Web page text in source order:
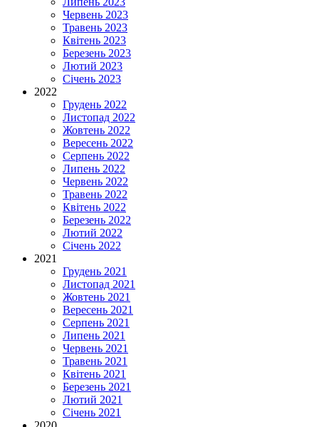
Червень 2023
Травень 2023
Квітень 2023
Березень 2023
Лютий 2023
Січень 2023
2022
Грудень 2022
Листопад 2022
Жовтень 2022
Вересень 2022
Серпень 2022
Липень 2022
Червень 2022
Травень 2022
Квітень 2022
Березень 2022
Лютий 2022
Січень 2022
2021
Грудень 2021
Листопад 2021
Жовтень 2021
Вересень 2021
Серпень 2021
Липень 2021
Червень 2021
Травень 2021
Квітень 2021
Березень 2021
Лютий 2021
Січень 2021